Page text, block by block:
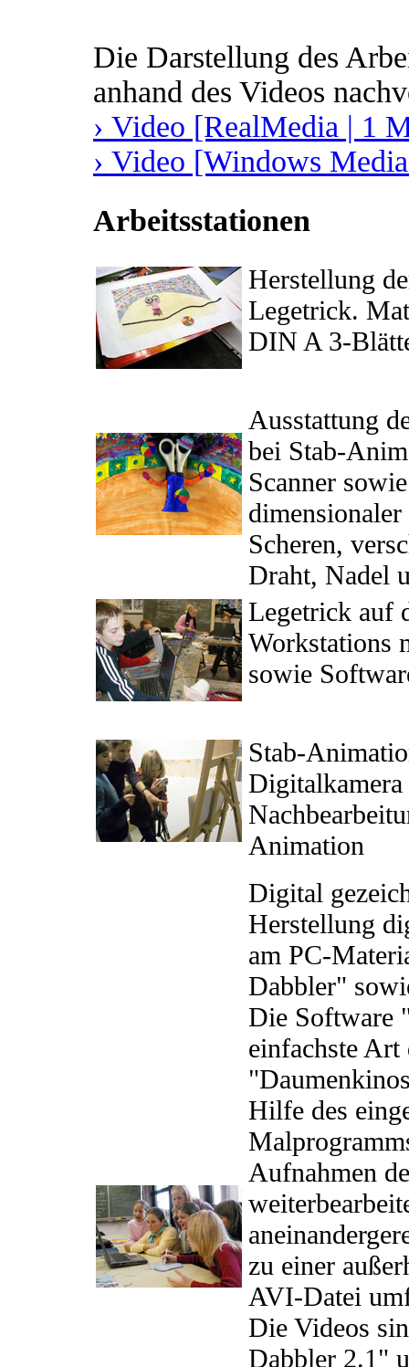
Die Darstellung des
anhand des Videos
› Video [RealMedia | 1
› Video [Windows
Arbeitsstationen
Herstellung
Legetrick.
DIN A 3-
Ausstattung
bei Stab-
Scanner
Scheren,
Draht, Nadel
Legetrick auf
Workstations
sowie
Stab-
Animation
Digital
Herstellung
am PC-
Dabbler"
Die Software
einfachste
Hilfe des
Aufnahmen
zu einer
AVI-Datei
Die Videos
Dabbler 2.1"